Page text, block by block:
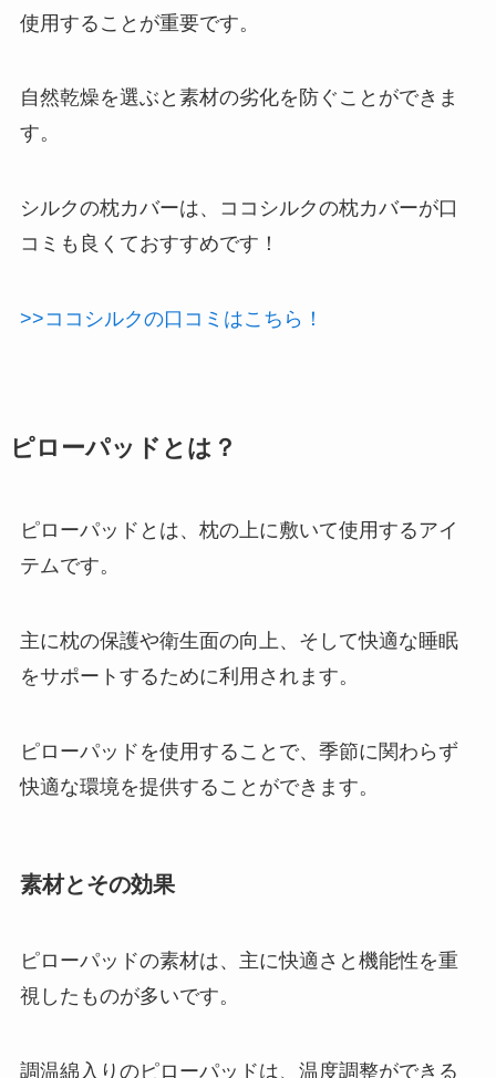
使用することが重要です。
自然乾燥を選ぶと素材の劣化を防ぐことができま
す。
シルクの枕カバーは、ココシルクの枕カバーが口
コミも良くておすすめです！
>>ココシルクの口コミはこちら！
ピローパッドとは？
ピローパッドとは、枕の上に敷いて使用するアイ
テムです。
主に枕の保護や衛生面の向上、そして快適な睡眠
をサポートするために利用されます。
ピローパッドを使用することで、季節に関わらず
快適な環境を提供することができます。
素材とその効果
ピローパッドの素材は、主に快適さと機能性を重
視したものが多いです。
調温綿入りのピローパッドは、温度調整ができる